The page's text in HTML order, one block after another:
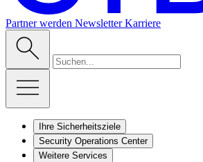
Partner werden NewsletterKarriere
Ihre Sicherheitsziele
Security Operations Center
Weitere Services